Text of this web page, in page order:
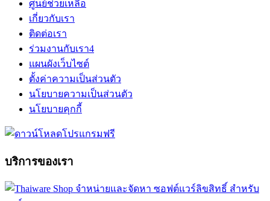
ศูนย์ช่วยเหลือ
เกี่ยวกับเรา
ติดต่อเรา
ร่วมงานกับเรา4
แผนผังเว็บไซต์
ตั้งค่าความเป็นส่วนตัว
นโยบายความเป็นส่วนตัว
นโยบายคุกกี้
บริการของเรา